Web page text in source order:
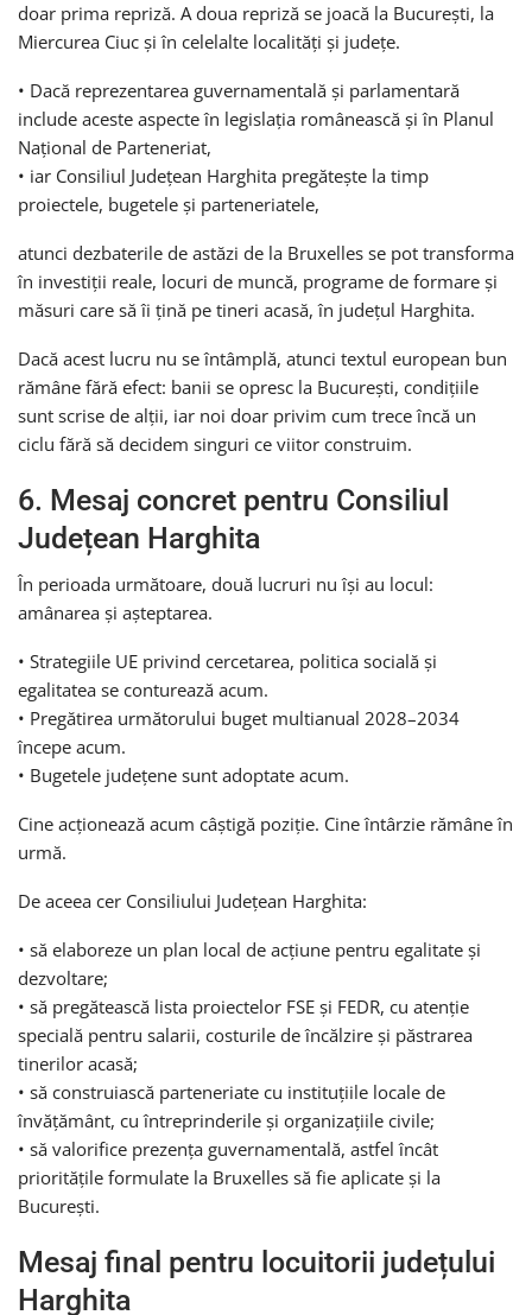
doar prima repriză. A doua repriză se joacă la București, la
Miercurea Ciuc și în celelalte localități și județe.
• Dacă reprezentarea guvernamentală și parlamentară
include aceste aspecte în legislația românească și în Planul
Național de Parteneriat,
• iar Consiliul Județean Harghita pregătește la timp
proiectele, bugetele și parteneriatele,
atunci dezbaterile de astăzi de la Bruxelles se pot transforma
în investiții reale, locuri de muncă, programe de formare și
măsuri care să îi țină pe tineri acasă, în județul Harghita.
Dacă acest lucru nu se întâmplă, atunci textul european bun
rămâne fără efect: banii se opresc la București, condițiile
sunt scrise de alții, iar noi doar privim cum trece încă un
ciclu fără să decidem singuri ce viitor construim.
6. Mesaj concret pentru Consiliul
Județean Harghita
În perioada următoare, două lucruri nu își au locul:
amânarea și așteptarea.
• Strategiile UE privind cercetarea, politica socială și
egalitatea se conturează acum.
• Pregătirea următorului buget multianual 2028–2034
începe acum.
• Bugetele județene sunt adoptate acum.
Cine acționează acum câștigă poziție. Cine întârzie rămâne în
urmă.
De aceea cer Consiliului Județean Harghita:
• să elaboreze un plan local de acțiune pentru egalitate și
dezvoltare;
• să pregătească lista proiectelor FSE și FEDR, cu atenție
specială pentru salarii, costurile de încălzire și păstrarea
tinerilor acasă;
• să construiască parteneriate cu instituțiile locale de
învățământ, cu întreprinderile și organizațiile civile;
• să valorifice prezența guvernamentală, astfel încât
prioritățile formulate la Bruxelles să fie aplicate și la
București.
Mesaj final pentru locuitorii județului
Harghita